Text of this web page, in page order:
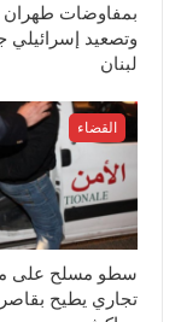
بمفاوضات
وتصعيد إسرائيلي
لبنان
القضاء
سطو مسلح على
تجاري يطيح